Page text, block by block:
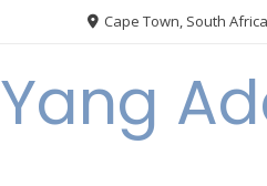
Cape Town, South Africa